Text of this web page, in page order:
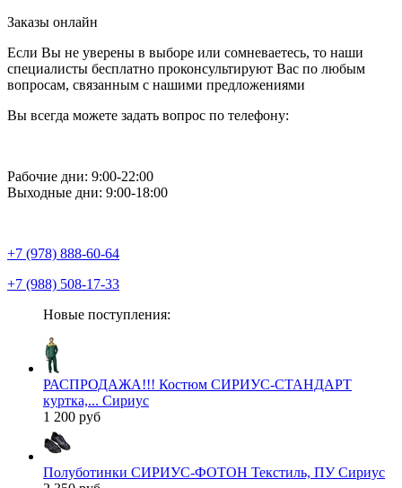
Заказы онлайн
Если Вы не уверены в выборе или сомневаетесь, то наши
специалисты бесплатно проконсультируют Вас по любым
вопросам, связанным с нашими предложениями
Вы всегда можете задать вопрос по телефону:
Рабочие дни: 9:00-22:00
Выходные дни: 9:00-18:00
+7 (978) 888-60-64
+7 (988) 508-17-33
Новые поступления:
РАСПРОДАЖА!!! Костюм СИРИУС-СТАНДАРТ
куртка,... Сириус
1 200 руб
Полуботинки СИРИУС-ФОТОН Текстиль, ПУ Сириус